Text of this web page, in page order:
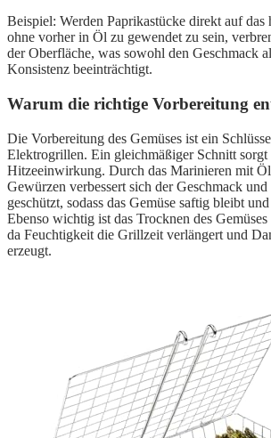
Beispiel: Werden Paprikastücke direkt auf das
ohne vorher in Öl zu gewendet zu sein,
der Oberfläche, was sowohl den Geschmack
Konsistenz beeinträchtigt.
Warum die richtige Vorbereitung
Die Vorbereitung des Gemüses ist ein
Elektrogrillen. Ein gleichmäßiger Schnitt
Hitzeeinwirkung. Durch das Marinieren mit
Gewürzen verbessert sich der Geschmack
geschützt, sodass das Gemüse saftig bleibt
Ebenso wichtig ist das Trocknen des Gemüses
da Feuchtigkeit die Grillzeit verlängert und
erzeugt.